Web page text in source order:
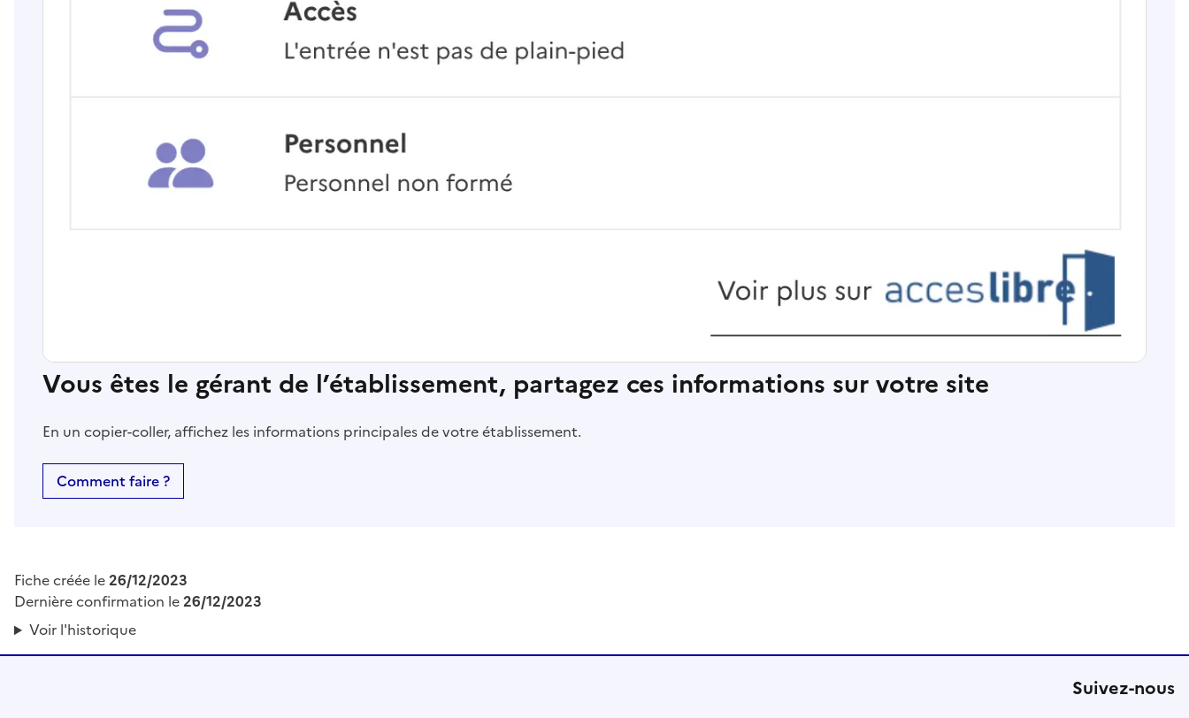
Vous êtes le gérant de l’établissement, partagez ces informations sur votre site
En un copier-coller, affichez les informations principales de votre établissement.
Comment faire ?
Fiche créée le26/12/2023
Dernière confirmation le26/12/2023
Voir l'historique
Suivez-nous